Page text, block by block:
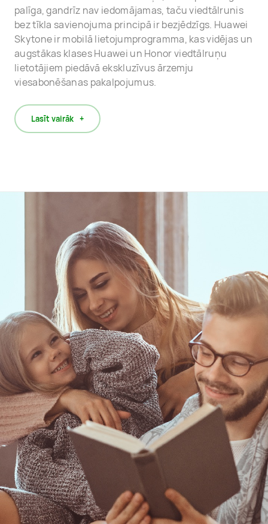
palīga, gandrīz nav iedomājamas, taču viedtālrunis
bez tīkla savienojuma principā ir bezjēdzīgs. Huawei
Skytone ir mobilā lietojumprogramma, kas vidējas un
augstākas klases Huawei un Honor viedtālruņu
lietotājiem piedāvā ekskluzīvus ārzemju
viesabonēšanas pakalpojumus.
Lasīt vairāk